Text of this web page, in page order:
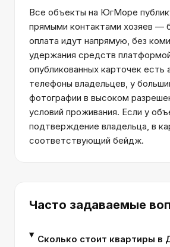
Все объекты на ЮгМоре
прямыми контактами хозяев —
оплата идут напрямую, без
удержания средств
опубликованных карточек есть
телефоны владельцев, у
фотографии в высоком
условий проживания. Если у
подтверждение владельца, в
соответствующий бейдж.
Часто задаваемые
Сколько стоит квартиры в